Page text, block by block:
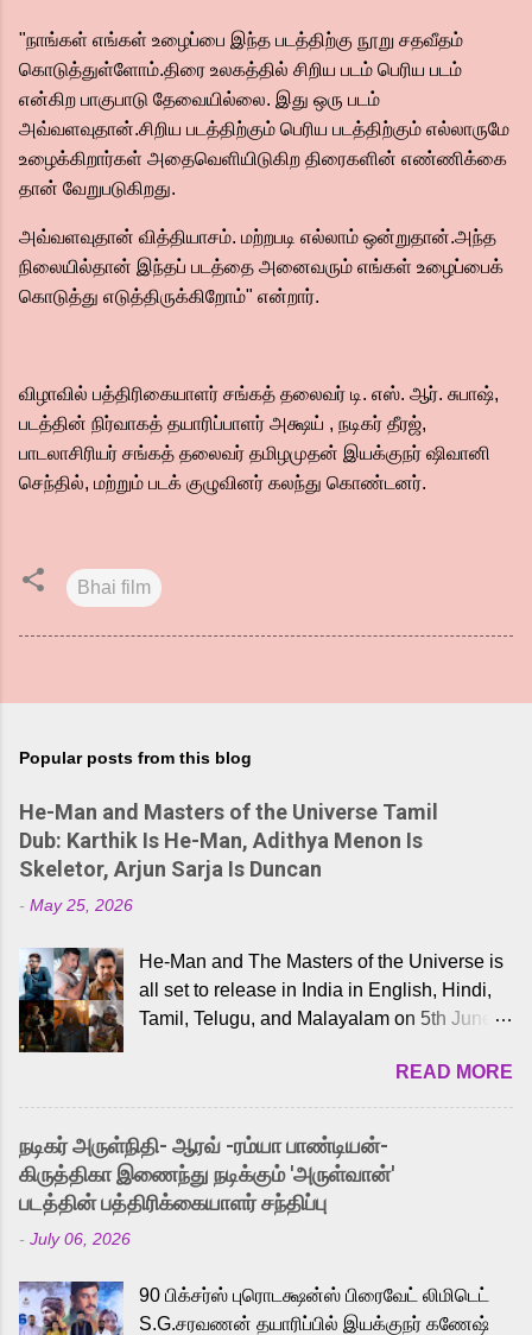
"நாங்கள் எங்கள் உழைப்பை இந்த படத்திற்கு நூறு சதவீதம்
கொடுத்துள்ளோம்.திரை உலகத்தில் சிறிய படம் பெரிய படம்
என்கிற பாகுபாடு தேவையில்லை. இது ஒரு படம்
அவ்வளவுதான்.சிறிய படத்திற்கும் பெரிய படத்திற்கும் எல்லாருமே
உழைக்கிறார்கள் அதைவெளியிடுகிற திரைகளின் எண்ணிக்கை
தான் வேறுபடுகிறது.
அவ்வளவுதான் வித்தியாசம். மற்றபடி எல்லாம் ஒன்றுதான்.அந்த
நிலையில்தான் இந்தப் படத்தை அனைவரும் எங்கள் உழைப்பைக்
கொடுத்து எடுத்திருக்கிறோம்" என்றார்.
விழாவில் பத்திரிகையாளர் சங்கத் தலைவர் டி. எஸ். ஆர். சுபாஷ்,
படத்தின் நிர்வாகத் தயாரிப்பாளர் அக்ஷய் , நடிகர் தீரஜ்,
பாடலாசிரியர் சங்கத் தலைவர் தமிழமுதன் இயக்குநர் ஷிவானி
செந்தில், மற்றும் படக் குழுவினர் கலந்து கொண்டனர்.
Bhai film
Popular posts from this blog
He-Man and Masters of the Universe Tamil
Dub: Karthik Is He-Man, Adithya Menon Is
Skeletor, Arjun Sarja Is Duncan
- May 25, 2026
He-Man and The Masters of the Universe is
all set to release in India in English, Hindi,
Tamil, Telugu, and Malayalam on 5th June,
received a lot of love from cult He-Man fans
and offered audiences an exciting glimpse
into the world of Eternia, the recently
released Tamil trailer has also generated
strong excitement among Tamil audiences.
Adding to the growing buzz is the film’s
to the iconic superhero He-Man. Known for
READ MORE
நடிகர் அருள்நிதி- ஆரவ் -ரம்யா பாண்டியன்-
கிருத்திகா இணைந்து நடிக்கும் 'அருள்வான்'
படத்தின் பத்திரிக்கையாளர் சந்திப்பு
- July 06, 2026
90 பிக்சர்ஸ் புரொடக்ஷன்ஸ் பிரைவேட் லிமிடெட்
S.G.சரவணன் தயாரிப்பில் இயக்குநர் கணேஷ்